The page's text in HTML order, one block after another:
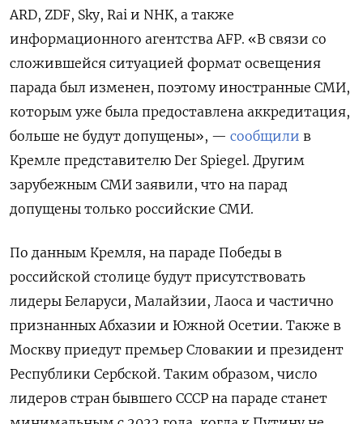
ARD, ZDF, Sky, Rai и NHK, а также
информационного агентства AFP. «В связи со
сложившейся ситуацией формат освещения
парада был изменен, поэтому иностранные СМИ,
которым уже была предоставлена ​​аккредитация,
больше не будут допущены», — сообщили в
Кремле представителю Der Spiegel. Другим
зарубежным СМИ заявили, что на парад
допущены только российские СМИ.
По данным Кремля, на параде Победы в
российской столице будут присутствовать
лидеры Беларуси, Малайзии, Лаоса и частично
признанных Абхазии и Южной Осетии. Также в
Москву приедут премьер Словакии и президент
Республики Сербской. Таким образом, число
лидеров стран бывшего СССР на параде станет